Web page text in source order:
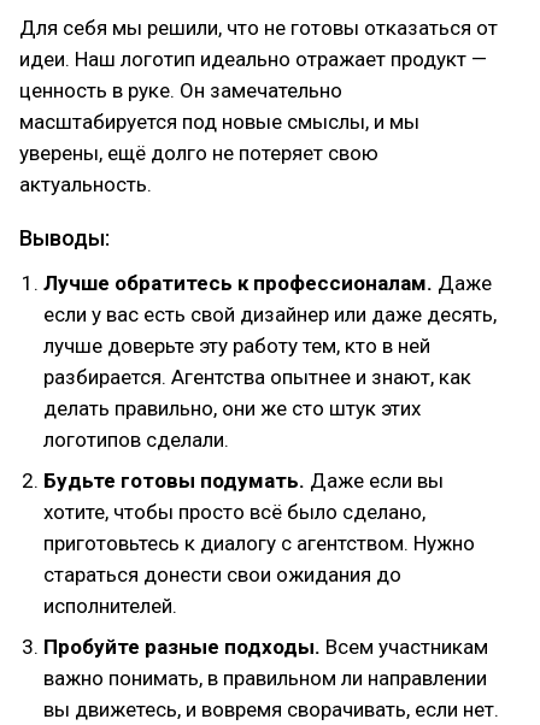
Для себя мы решили, что не готовы отказаться от
идеи. Наш логотип идеально отражает продукт —
ценность в руке. Он замечательно
масштабируется под новые смыслы, и мы
уверены, ещё долго не потеряет свою
актуальность.
Выводы:
Лучше обратитесь к профессионалам. Даже
если у вас есть свой дизайнер или даже десять,
лучше доверьте эту работу тем, кто в ней
разбирается. Агентства опытнее и знают, как
делать правильно, они же сто штук этих
логотипов сделали.
Будьте готовы подумать. Даже если вы
хотите, чтобы просто всё было сделано,
приготовьтесь к диалогу с агентством. Нужно
стараться донести свои ожидания до
исполнителей.
Пробуйте разные подходы. Всем участникам
важно понимать, в правильном ли направлении
вы движетесь, и вовремя сворачивать, если нет.